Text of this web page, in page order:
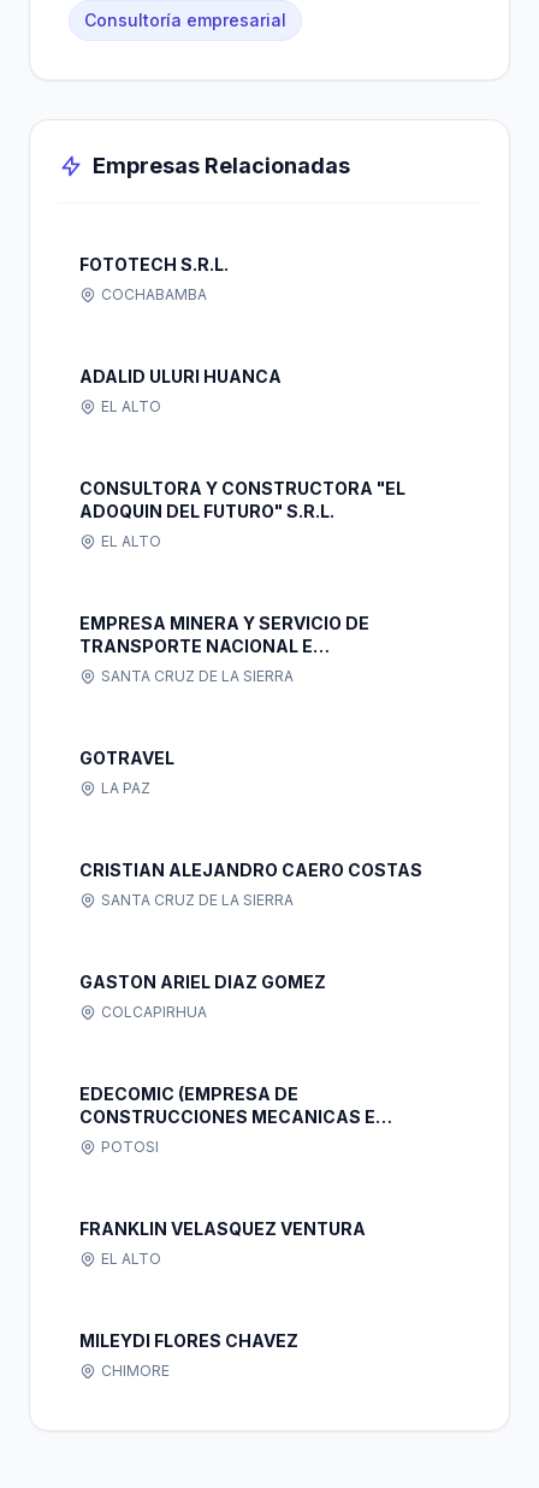
Consultoría empresarial
Empresas Relacionadas
FOTOTECH S.R.L.
COCHABAMBA
ADALID ULURI HUANCA
EL ALTO
CONSULTORA Y CONSTRUCTORA "EL
ADOQUIN DEL FUTURO" S.R.L.
EL ALTO
EMPRESA MINERA Y SERVICIO DE
TRANSPORTE NACIONAL E
INTERNACIONAL LUISVAL S.R.L.
SANTA CRUZ DE LA SIERRA
GOTRAVEL
LA PAZ
CRISTIAN ALEJANDRO CAERO COSTAS
SANTA CRUZ DE LA SIERRA
GASTON ARIEL DIAZ GOMEZ
COLCAPIRHUA
EDECOMIC (EMPRESA DE
CONSTRUCCIONES MECANICAS E
INSTALACIONES CIVILES)
POTOSI
FRANKLIN VELASQUEZ VENTURA
EL ALTO
MILEYDI FLORES CHAVEZ
CHIMORE